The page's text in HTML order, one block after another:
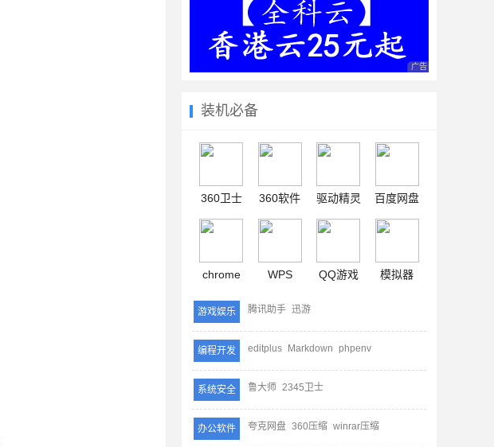
广告 商业广告，理性
装机必备
360卫士 360软件 驱动精灵 百度网盘
chrome WPS QQ游戏 模拟器
游戏娱乐 腾讯助手 迅游
编程开发 editplus Markdown phpenv
系统安全 鲁大师 2345卫士
办公软件 夸克网盘 360压缩 winrar压缩